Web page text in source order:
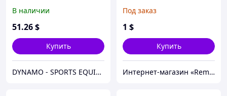
В наличии
51.26$
Купить
DYNAMO - SPORTS EQUIPMENT CENTER
Под заказ
1 $
Купить
Интернет-магазин «Rem-elektronik»